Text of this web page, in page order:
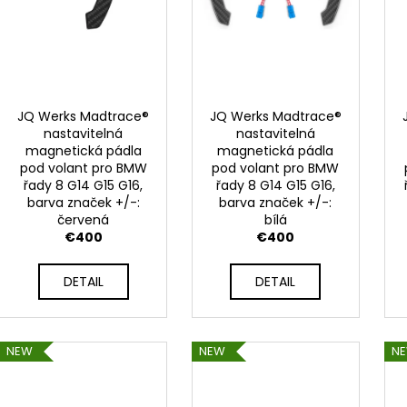
JQ Werks Madtrace®
nastavitelná
magnetická pádla
pod volant pro BMW
řady 8 G14 G15 G16,
barva značek +/-:
červená
€400
DETAIL
JQ Werks Madtrace®
nastavitelná
magnetická pádla
pod volant pro BMW
řady 8 G14 G15 G16,
barva značek +/-:
bílá
€400
DETAIL
NEW NEW
ČERVENÝ ZAPALOVACÍ MODUL
2.0TSI EA113 EA888.1/2
APR
2.0TSI 2.5TFSI A